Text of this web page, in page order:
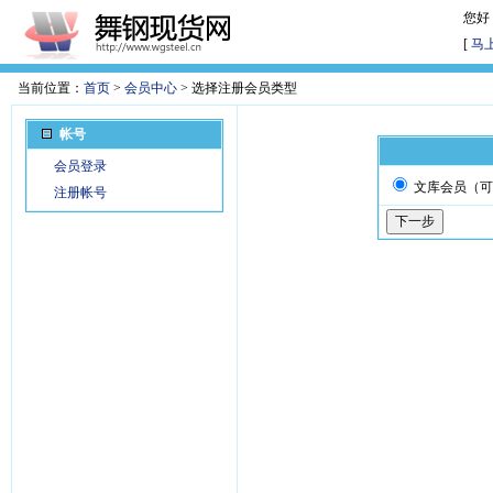
您好
[ 马
当前位置： 首页 > 会员中心 > 选择注册会员类型
帐号
会员登录
注册帐号
文库会员（